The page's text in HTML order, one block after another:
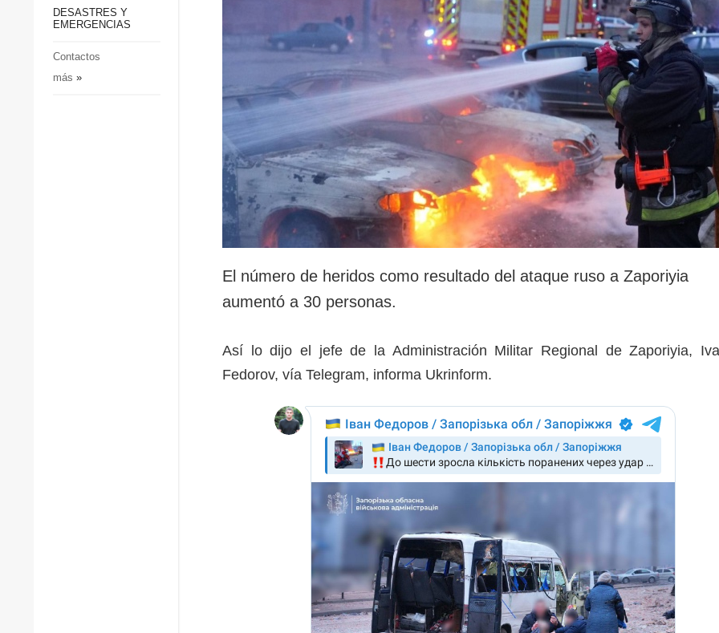
Sociedad y Cultura
Desastres y emergencias
personales
DESASTRES Y
EMERGENCIAS
Contactos
más »
El número de heridos como resultado del ataque ruso a Zaporiyia
aumentó a 30 personas.
Así lo dijo el jefe de la Administración Militar Regional de Zaporiyia,
Fedorov, vía Telegram, informa Ukrinform.